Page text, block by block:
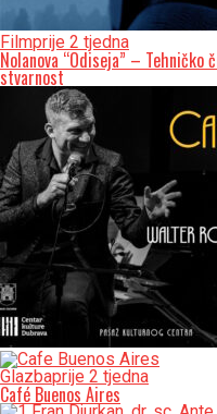
Filmprije 2 tjedna
Nolanova “Odiseja” –
stvarnost
Glazbaprije 2 tjedna
Café Buenos Aires